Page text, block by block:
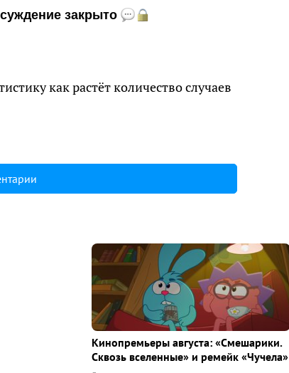
закрыто
как растёт количество случаев
Кинопремьеры августа: «Смешарики.
Сквозь вселенные» и ремейк «Чучела»